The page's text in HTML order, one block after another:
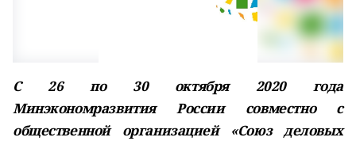
С 26 по 30 октября 2020 года
Минэкономразвития России совместно с
общественной организацией «Союз деловых